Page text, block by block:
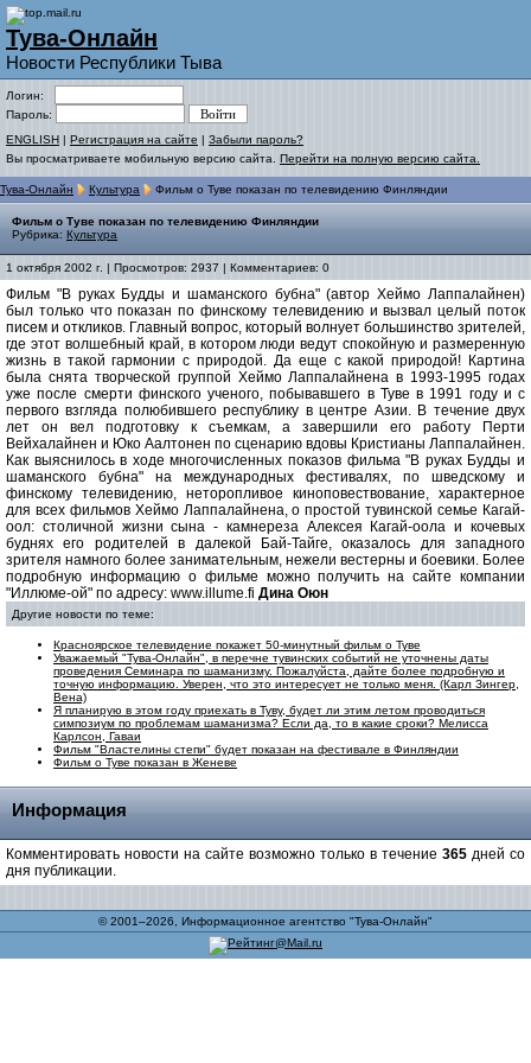
Тува-Онлайн
Новости Республики Тыва
Логин:
Пароль:
ENGLISH | Регистрация на сайте | Забыли пароль?
Вы просматриваете мобильную версию сайта. Перейти на полную версию сайта.
Тува-Онлайн Культура Фильм о Туве показан по телевидению Финляндии
Фильм о Туве показан по телевидению Финляндии
Рубрика: Культура
1 октября 2002 г. | Просмотров: 2937 | Комментариев: 0
Фильм "В руках Будды и шаманского бубна" (автор Хеймо Лаппалайнен)
был только что показан по финскому телевидению и вызвал целый поток
писем и откликов. Главный вопрос, который волнует большинство зрителей,
где этот волшебный край, в котором люди ведут спокойную и размеренную
жизнь в такой гармонии с природой. Да еще с какой природой! Картина
была снята творческой группой Хеймо Лаппалайнена в 1993-1995 годах
уже после смерти финского ученого, побывавшего в Туве в 1991 году и с
первого взгляда полюбившего республику в центре Азии. В течение двух
лет он вел подготовку к съемкам, а завершили его работу Перти
Вейхалайнен и Юко Аалтонен по сценарию вдовы Кристианы Лаппалайнен.
Как выяснилось в ходе многочисленных показов фильма "В руках Будды и
шаманского бубна" на международных фестивалях, по шведскому и
финскому телевидению, неторопливое киноповествование, характерное
для всех фильмов Хеймо Лаппалайнена, о простой тувинской семье Кагай-
оол: столичной жизни сына - камнереза Алексея Кагай-оола и кочевых
буднях его родителей в далекой Бай-Тайге, оказалось для западного
зрителя намного более занимательным, нежели вестерны и боевики. Более
подробную информацию о фильме можно получить на сайте компании
"Иллюме-ой" по адресу: www.illume.fi Дина Оюн
Другие новости по теме:
Красноярское телевидение покажет 50-минутный фильм о Туве
Уважаемый "Тува-Онлайн", в перечне тувинских событий не уточнены даты
проведения Семинара по шаманизму. Пожалуйста, дайте более подробную и
точную информацию. Уверен, что это интересует не только меня. (Карл Зингер,
Вена)
Я планирую в этом году приехать в Туву, будет ли этим летом проводиться
симпозиум по проблемам шаманизма? Если да, то в какие сроки? Мелисса
Карлсон, Гаваи
Фильм "Властелины степи" будет показан на фестивале в Финляндии
Фильм о Туве показан в Женеве
Информация
Комментировать новости на сайте возможно только в течение 365 дней со
дня публикации.
© 2001–2026, Информационное агентство "Тува-Онлайн"